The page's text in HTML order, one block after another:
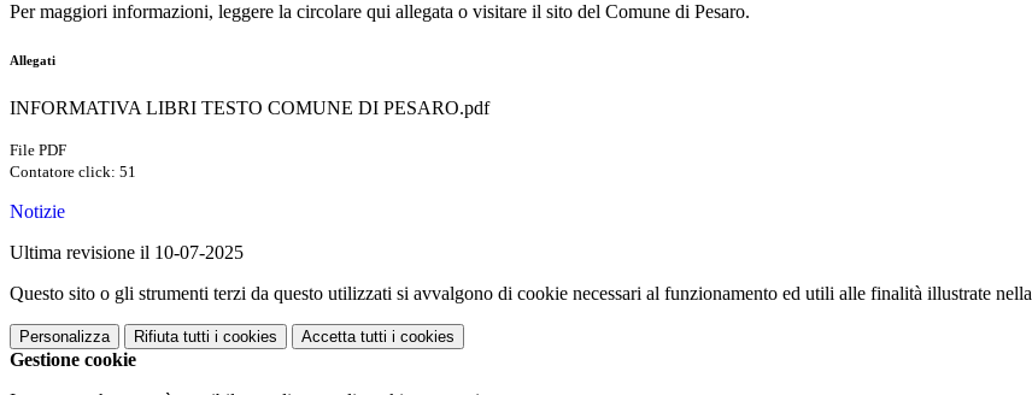
Per maggiori informazioni, leggere la circolare qui allegata o visitare il sito del Comune di Pesaro.
Allegati
INFORMATIVA LIBRI TESTO COMUNE DI PESARO.pdf
File PDF
Contatore click: 51
Notizie
Ultima revisione il 10-07-2025
Questo sito o gli strumenti terzi da questo utilizzati si avvalgono di cookie necessari al funzionamento ed utili alle finalità illustrate nella
Personalizza Rifiuta tutti i cookies Accetta tutti i cookies
Gestione cookie